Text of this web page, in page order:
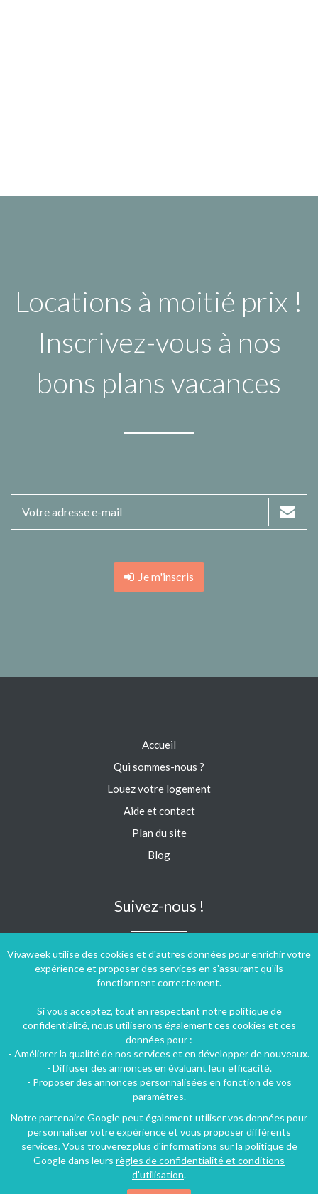
Locations à moitié prix !
Inscrivez-vous à nos
bons plans vacances
Je m'inscris
Vivaweek utilise des cookies et d'autres données pour enrichir votre
expérience et proposer des services en s'assurant qu'ils
fonctionnent correctement.
Si vous acceptez, tout en respectant notrepolitique de
confidentialité, nous utiliserons également ces cookies et ces
données pour :
- Améliorer la qualité de nos services et en développer de nouveaux.
- Diffuser des annonces en évaluant leur efficacité.
- Proposer des annonces personnalisées en fonction de vos
paramètres.
Notre partenaire Google peut également utiliser vos données pour
personnaliser votre expérience et vous proposer différents
services. Vous trouverez plus d'informations sur la politique de
Google dans leurs règles de confidentialité et conditions
d'utilisation.
Accueil
Qui sommes-nous ?
Louez votre logement
Aide et contact
Plan du site
Blog
Suivez-nous !
Conditions générales d'utilisation- Politique de confidentialité
Copyright © 2009 ‐ 2026 Vivaweek ‐ Tous droits réservés ‐
Dernière mise à jour du site : 07 août 2026